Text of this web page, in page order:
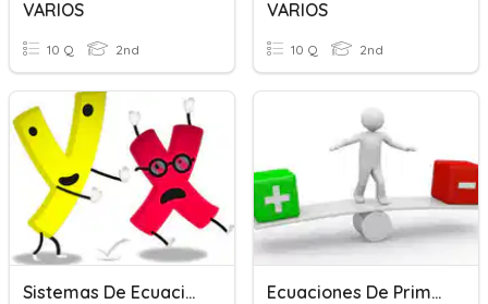
VARIOS
10 Q 2nd
VARIOS
10 Q 2nd
Sistemas De Ecuaciones Lineales Ecuaciones De Primer Grado